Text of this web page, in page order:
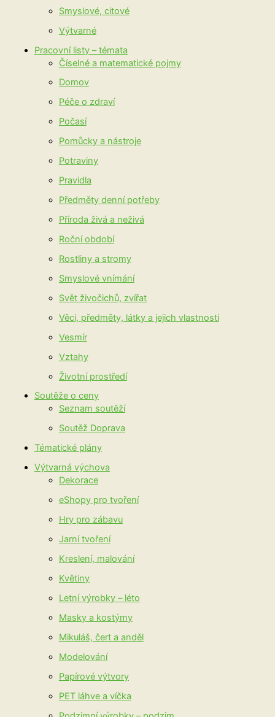
Smyslové, citové
Výtvarné
Pracovní listy – témata
Číselné a matematické pojmy
Domov
Péče o zdraví
Počasí
Pomůcky a nástroje
Potraviny
Pravidla
Předměty denní potřeby
Příroda živá a neživá
Roční období
Rostliny a stromy
Smyslové vnímání
Svět živočichů, zvířat
Věci, předměty, látky a jejich vlastnosti
Vesmír
Vztahy
Životní prostředí
Soutěže o ceny
Seznam soutěží
Soutěž Doprava
Tématické plány
Výtvarná výchova
Dekorace
eShopy pro tvoření
Hry pro zábavu
Jarní tvoření
Kreslení, malování
Květiny
Letní výrobky – léto
Masky a kostýmy
Mikuláš, čert a anděl
Modelování
Papírové výtvory
PET láhve a víčka